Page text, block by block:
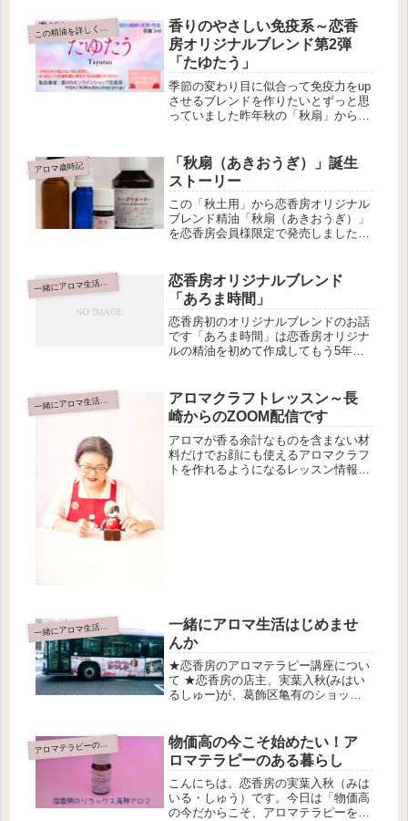
こ の精油を詳しく知りたい
香りのやさしい免疫系～恋香
房オリジナルブレンド第2弾
「たゆたう」
季節の変わり目に似合って免疫力をup
させるブレンドを作りたいとずっと思
っていました昨年秋の「秋扇」からの
の変わり目になると身体も心も、少し
不安定になります。暑いのか寒いの
か...
アロマ歳時記
「秋扇（あきおうぎ）」誕生
ストーリー
この「秋土用」から恋香房オリジナル
ブレンド精油「秋扇（あきおうぎ）」
を恋香房会員様限定で発売しました詳
たします🎐「秋扇」という名前に込め
た想い“秋扇”は夏に使った扇を静か...
一緒にアロマ生活はじめませんか
恋香房オリジナルブレンド
「あろま時間」
恋香房初のオリジナルブレンドのお話
です「あろま時間」は恋香房オリジナ
ルの精油を初めて作成してもう5年が
ってみようという事で「令和のあろま
時間」としてデビューしましたが、そ
の...
一緒にアロマ生活はじめませんか
アロマクラフトレッスン～長
崎からのZOOM配信です
アロマが香る余計なものを含まない材
料だけでお顔にも使えるアロマクラフ
トを作れるようになるレッスン情報で
一緒にアロマ生活はじめませんか
一緒にアロマ生活はじめませ
んか
★恋香房のアロマテラピー講座につい
て ★恋香房の店主、実葉入秋(みはい
るしゅー)が、葛飾区亀有のショッピ
にて開催しているアロマテラピー講座
です。※今年3クラスすべて月に一
度...
アロマテラピーの基本的なこと
物価高の今こそ始めたい！ア
ロマテラピーのある暮らし
こんにちは。恋香房の実葉入秋（みは
いる・しゅう）です。今日は「物価高
の今だからこそ、アロマテラピーを始